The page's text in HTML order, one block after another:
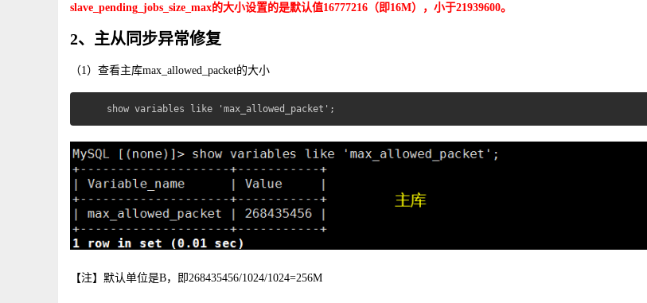
slave_pending_jobs_size_max的大小设置的是默认值16777216（即16M），小于21939600。
2、主从同步异常修复
（1）查看主库max_allowed_packet的大小
show variables like 'max_allowed_packet';
【注】默认单位是B，即268435456/1024/1024=256M